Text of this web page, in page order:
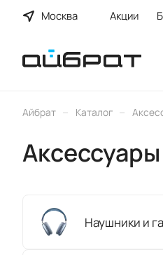
Москва Акции
Айбрат – Каталог –
Аксессуары
Наушники и